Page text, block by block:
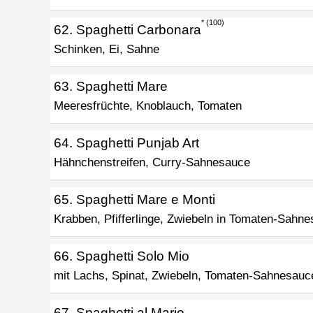
62. Spaghetti Carbonara
100
Schinken, Ei, Sahne
63. Spaghetti Mare
Meeresfrüchte, Knoblauch, Tomaten
64. Spaghetti Punjab Art
Hähnchenstreifen, Curry-Sahnesauce
65. Spaghetti Mare e Monti
Krabben, Pfifferlinge, Zwiebeln in Tomaten-
66. Spaghetti Solo Mio
mit Lachs, Spinat, Zwiebeln, Tomaten-